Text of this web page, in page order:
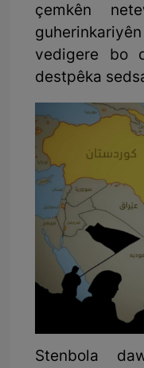
çemkên
vedigere bo
destpêka
Stenbola